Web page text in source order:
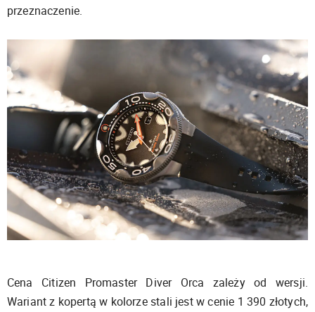
przeznaczenie.
Cena Citizen Promaster Diver Orca zależy od wersji.
Wariant z kopertą w kolorze stali jest w cenie 1 390 złotych,